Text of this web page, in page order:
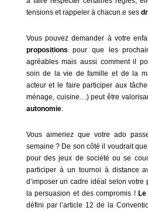
tensions et rappeler à chacun.e ses
Vous pouvez demander à votre
propositions pour que les
agréables mais aussi comment il
soin de la vie de famille et de la
acteur et le faire participer aux
ménage, cuisine…) peut être
autonomie.
Vous aimeriez que votre ado
semaine ? De son côté il voudrait
pour des jeux de société ou se
participer à un tournoi à distance
d’imposer un cadre idéal selon votre
la persuasion et des compromis !
défini par l’article 12 de la